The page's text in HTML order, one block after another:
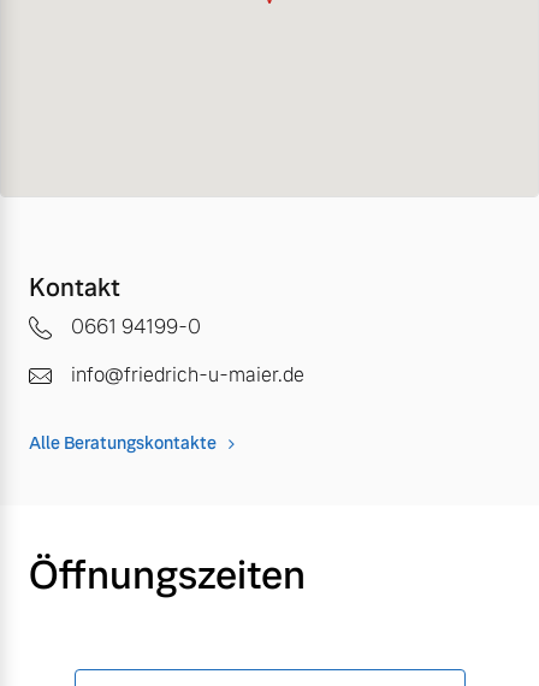
Kontakt
0661 94199-0
info@friedrich-u-maier.de
Alle Beratungskontakte
Öffnungszeiten